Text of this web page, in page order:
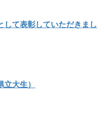
て表彰していただきまし
大生）